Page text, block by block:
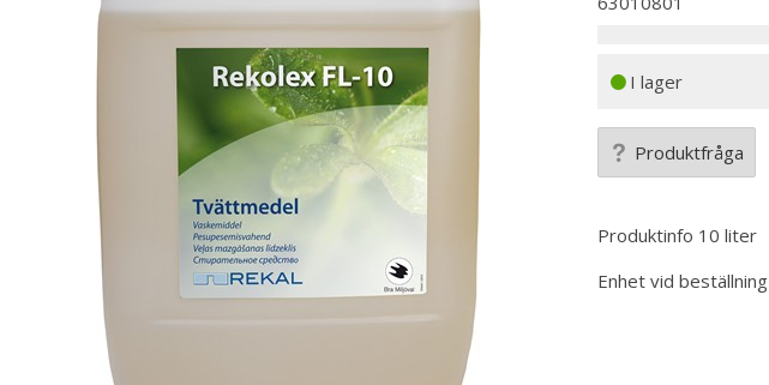
I lager
Produktfråga
Produktinfo 10 liter
Enhet vid beställning